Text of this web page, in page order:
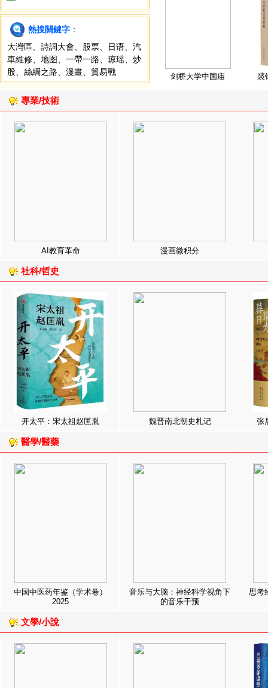
熱搜關鍵字 ：
大灣區
詩詞大會 股票 日语
汽
車維修
地图 一帶一路 琼瑶
炒
股
絲綢之路 漫畫 貿易戰 剑桥大学中国庙 裘
專業/技術
AI教育革命 漫画微积分
社科/哲史
开太平：宋太祖赵匡胤 魏晋南北朝史札记 张
醫學/醫藥
中国中医药年鉴（学术卷）
2025
音乐与大脑：神经科学视角下
的音乐干预
思考
文學/小說